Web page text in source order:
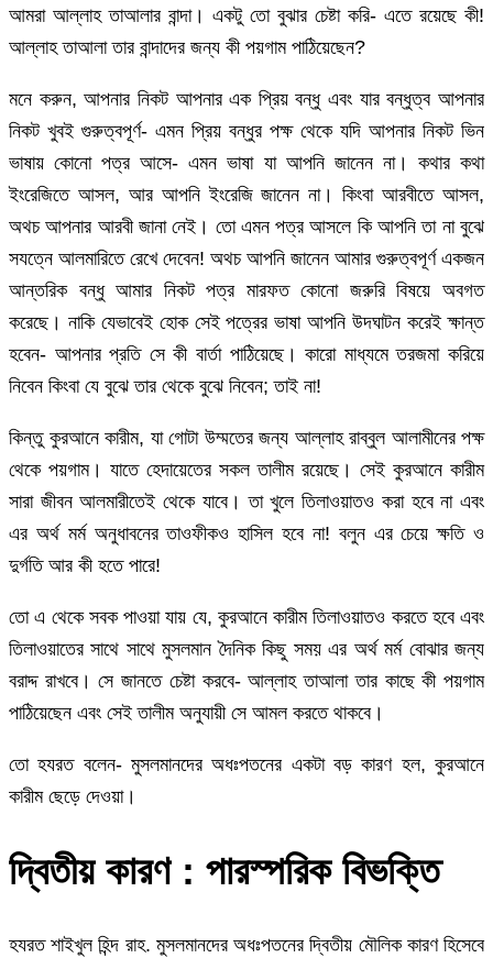
আমরা আল্লাহ তাআলার বান্দা। একটু তো বুঝার চেষ্টা করি- এতে রয়েছে কী!
আল্লাহ তাআলা তার বান্দাদের জন্য কী পয়গাম পাঠিয়েছেন?
মনে করুন, আপনার নিকট আপনার এক প্রিয় বন্ধু এবং যার বন্ধুত্ব আপনার
নিকট খুবই গুরুত্বপূর্ণ- এমন প্রিয় বন্ধুর পক্ষ থেকে যদি আপনার নিকট ভিন
ভাষায় কোনো পত্র আসে- এমন ভাষা যা আপনি জানেন না। কথার কথা
ইংরেজিতে আসল, আর আপনি ইংরেজি জানেন না। কিংবা আরবীতে আসল,
অথচ আপনার আরবী জানা নেই। তো এমন পত্র আসলে কি আপনি তা না বুঝে
সযত্নে আলমারিতে রেখে দেবেন! অথচ আপনি জানেন আমার গুরুত্বপূর্ণ একজন
আন্তরিক বন্ধু আমার নিকট পত্র মারফত কোনো জরুরি বিষয়ে অবগত
করেছে। নাকি যেভাবেই হোক সেই পত্রের ভাষা আপনি উদঘাটন করেই ক্ষান্ত
হবেন- আপনার প্রতি সে কী বার্তা পাঠিয়েছে। কারো মাধ্যমে তরজমা করিয়ে
নিবেন কিংবা যে বুঝে তার থেকে বুঝে নিবেন; তাই না!
কিন্তু কুরআনে কারীম, যা গোটা উম্মতের জন্য আল্লাহ রাব্বুল আলামীনের পক্ষ
থেকে পয়গাম। যাতে হেদায়েতের সকল তালীম রয়েছে। সেই কুরআনে কারীম
সারা জীবন আলমারীতেই থেকে যাবে। তা খুলে তিলাওয়াতও করা হবে না এবং
এর অর্থ মর্ম অনুধাবনের তাওফীকও হাসিল হবে না! বলুন এর চেয়ে ক্ষতি ও
দুর্গতি আর কী হতে পারে!
তো এ থেকে সবক পাওয়া যায় যে, কুরআনে কারীম তিলাওয়াতও করতে হবে এবং
তিলাওয়াতের সাথে সাথে মুসলমান দৈনিক কিছু সময় এর অর্থ মর্ম বোঝার জন্য
বরাদ্দ রাখবে। সে জানতে চেষ্টা করবে- আল্লাহ তাআলা তার কাছে কী পয়গাম
পাঠিয়েছেন এবং সেই তালীম অনুযায়ী সে আমল করতে থাকবে।
তো হযরত বলেন- মুসলমানদের অধঃপতনের একটা বড় কারণ হল, কুরআনে
কারীম ছেড়ে দেওয়া।
দ্বিতীয় কারণ : পারস্পরিক বিভক্তি
হযরত শাইখুল হিন্দ রাহ. মুসলমানদের অধঃপতনের দ্বিতীয় মৌলিক কারণ হিসেবে